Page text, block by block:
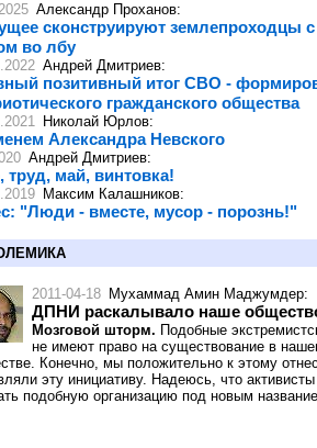
Александр Проханов:
сконструируют землепроходцы
во лбу
Андрей Дмитриев:
позитивный итог СВО -
гражданского общества
Николай Юрлов:
Александра Невского
Андрей Дмитриев:
труд, май, винтовка!
Максим Калашников:
"Люди - вместе, мусор - порознь!"
2011-04-18 Мухаммад Амин Маджумдер:
ДПНИ раскалывало наше
Мозговой шторм. Подобные
не имеют право на существование в
Конечно, мы положительно к этому
эту инициативу. Надеюсь, что
подобную организацию под новым